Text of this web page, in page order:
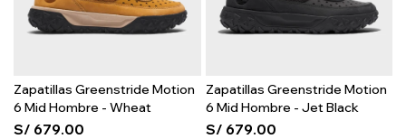
Zapatillas Greenstride Motion
6 Mid Hombre - Wheat
S/ 679.00
Zapatillas Greenstride Motion
6 Mid Hombre - Jet Black
S/ 679.00